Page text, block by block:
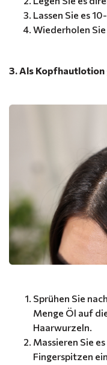
Lassen Sie es
Wiederholen
3. Als Kopfhautlotion
Sprühen Sie
Menge Öl auf
Haarwurzeln.
Massieren Sie
Fingerspitzen ein.